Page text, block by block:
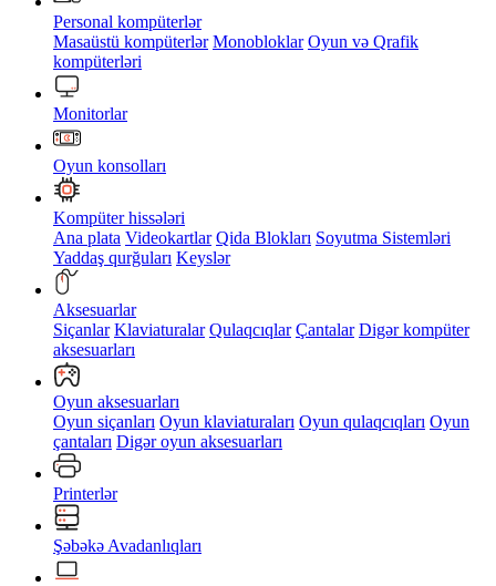
Personal kompüterlər
Masaüstü kompüterlər Monobloklar Oyun və Qrafik
kompüterləri
Monitorlar
Oyun konsolları
Kompüter hissələri
Ana plata Videokartlar Qida Blokları Soyutma Sistemləri
Yaddaş qurğuları Keyslər
Aksesuarlar
Siçanlar Klaviaturalar Qulaqcıqlar Çantalar Digər kompüter
aksesuarları
Oyun aksesuarları
Oyun siçanları Oyun klaviaturaları Oyun qulaqcıqları Oyun
çantaları Digər oyun aksesuarları
Printerlər
Şəbəkə Avadanlıqları